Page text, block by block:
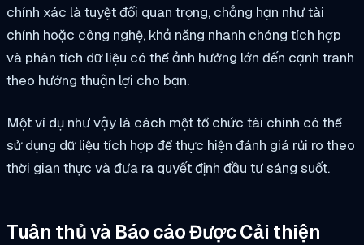
chính xác là tuyệt đối quan trọng, chẳng hạn như tài
chính hoặc công nghệ, khả năng nhanh chóng tích hợp
và phân tích dữ liệu có thể ảnh hưởng lớn đến cạnh tranh
theo hướng thuận lợi cho bạn.
Một ví dụ như vậy là cách một tổ chức tài chính có thể
sử dụng dữ liệu tích hợp để thực hiện đánh giá rủi ro theo
thời gian thực và đưa ra quyết định đầu tư sáng suốt.
Tuân thủ và Báo cáo Được Cải thiện